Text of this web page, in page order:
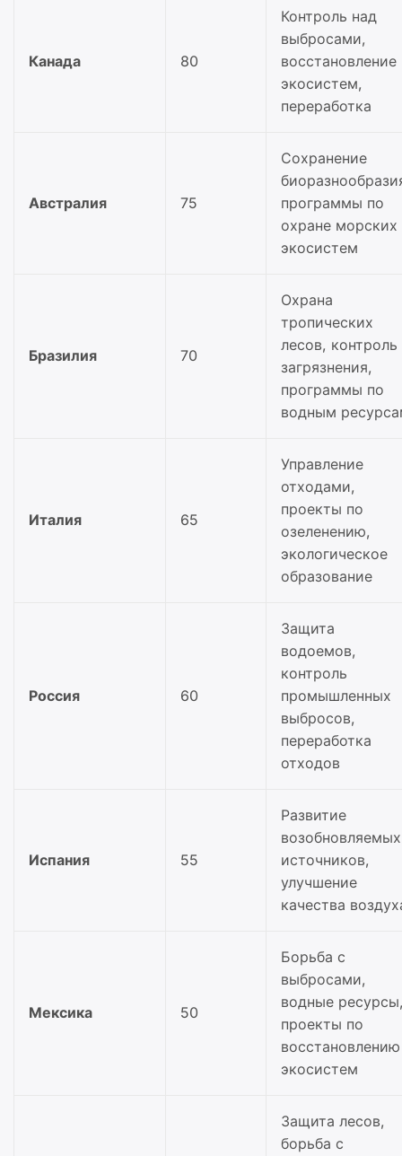
Канада 80
Контроль над
выбросами,
восстановление
экосистем,
переработка
Австралия 75
Сохранение
программы по
охране морских
экосистем
Бразилия 70
Охрана
тропических
лесов, контроль
загрязнения,
программы по
водным
Италия 65
Управление
отходами,
проекты по
озеленению,
экологическое
образование
Россия 60
Защита
водоемов,
контроль
промышленных
выбросов,
переработка
отходов
Испания 55
Развитие
возобновляемых
источников,
улучшение
качества
Мексика 50
Борьба с
выбросами,
водные
проекты по
восстановлению
экосистем
Защита лесов,
борьба с